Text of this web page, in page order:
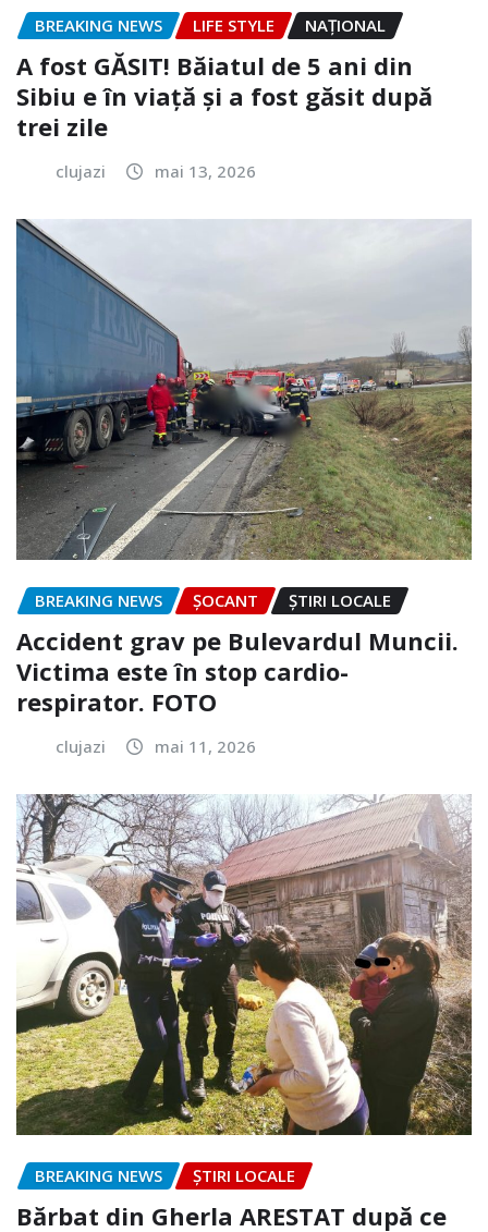
BREAKING NEWS LIFE STYLE NAŢIONAL
A fost GĂSIT! Băiatul de 5 ani din
Sibiu e în viață și a fost găsit după
trei zile
clujazi mai 13, 2026
BREAKING NEWS ȘOCANT ȘTIRI LOCALE
Accident grav pe Bulevardul Muncii.
Victima este în stop cardio-
respirator. FOTO
clujazi mai 11, 2026
BREAKING NEWS ȘTIRI LOCALE
Bărbat din Gherla ARESTAT după ce